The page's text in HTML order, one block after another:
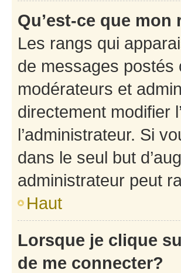
Qu’est-ce que
Les rangs qui
de messages postés
modérateurs et
directement modifier
l’administrateur. Si
dans le seul but
administrateur peut
Haut
Lorsque je clique
de me connecter?